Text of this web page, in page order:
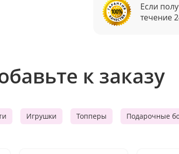
Если
течение
к заказу
Игрушки Топперы Подарочные